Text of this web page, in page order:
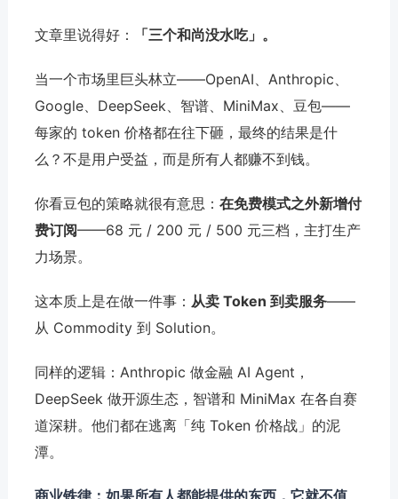
文章里说得好： 「三个和尚没水吃」。
当一个市场里巨头林立——OpenAI、Anthropic、
Google、DeepSeek、智谱、MiniMax、豆包——
每家的 token 价格都在往下砸，最终的结果是什
么？不是用户受益，而是所有人都赚不到钱。
你看豆包的策略就很有意思： 在免费模式之外新增付
费订阅——68 元 / 200 元 / 500 元三档，主打生产
力场景。
这本质上是在做一件事： 从卖 Token 到卖服务——
从 Commodity 到 Solution。
同样的逻辑：Anthropic 做金融 AI Agent，
DeepSeek 做开源生态，智谱和 MiniMax 在各自赛
道深耕。他们都在逃离「纯 Token 价格战」的泥
潭。
商业铁律：如果所有人都能提供的东西，它就不值